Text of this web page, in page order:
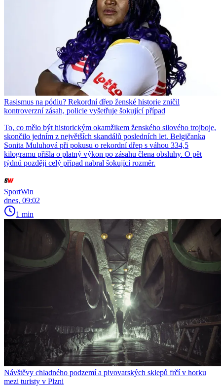
Rasismus na pódiu? Rekordní dřep ženské historie zničil
kontroverzní zásah, policie vyšetřuje šokující případ
To, co mělo být historickým okamžikem ženského silového trojboje,
skončilo jedním z největších skandálů posledních let. Belgičanka
Sonita Muluhová při pokusu o rekordní dřep s váhou 334,5
kilogramu přišla o platný výkon po zásahu člena obsluhy. O pět
týdnů později celý případ nabral šokující rozměr.
SportWin
dnes, 09:02
1 min
Návštěvy chladného podzemí a pivovarských sklepů frčí v horku
mezi turisty v Plzni